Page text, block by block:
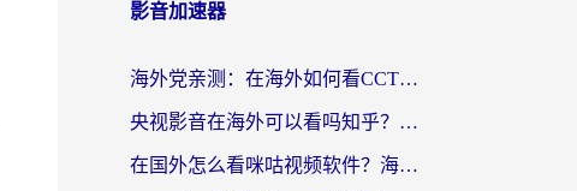
影音加速器
海外党亲测：在海外如何看CCTV？告别“仅限大陆播放”的实用指南
央视影音在海外可以看吗知乎？留学生亲测：3步解决地域限制+追剧自由
在国外怎么看咪咕视频软件？海外党亲测有效的回国加速方案